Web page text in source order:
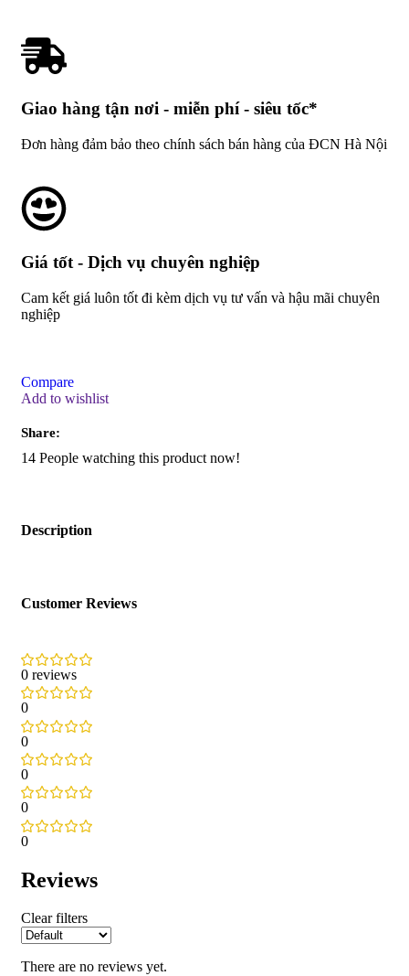
Giao hàng tận nơi - miễn phí - siêu tốc*
Đơn hàng đảm bảo theo chính sách bán hàng của ĐCN Hà Nội
Giá tốt - Dịch vụ chuyên nghiệp
Cam kết giá luôn tốt đi kèm dịch vụ tư vấn và hậu mãi chuyên
nghiệp
Compare
Add to wishlist
Share:
14 People watching this product now!
Description
Customer Reviews
0 reviews
0
0
0
0
0
Reviews
Clear filters
There are no reviews yet.